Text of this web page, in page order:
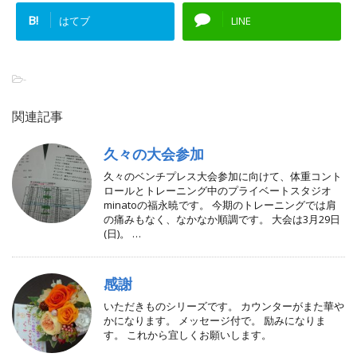
B! はてブ LINE
-
関連記事
久々の大会参加
久々のベンチプレス大会参加に向けて、体重コント
ロールとトレーニング中のプライベートスタジオ
minatoの福永暁です。 今期のトレーニングでは肩
の痛みもなく、なかなか順調です。 大会は3月29日
(日)。 …
感謝
いただきものシリーズです。 カウンターがまた華や
かになります。 メッセージ付で。 励みになりま
す。 これから宜しくお願いします。